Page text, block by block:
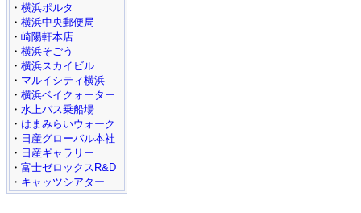
・ 横浜ポルタ
・ 横浜中央郵便局
・ 崎陽軒本店
・ 横浜そごう
・ 横浜スカイビル
・ マルイシティ横浜
・ 横浜ベイクォーター
・ 水上バス乗船場
・ はまみらいウォーク
・ 日産グローバル本社
・ 日産ギャラリー
・ 富士ゼロックスR&D
・ キャッツシアター